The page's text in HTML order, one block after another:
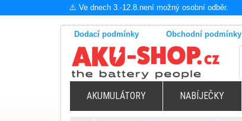
⚠️ Ve dnech 3.-12.8.není možný osobní odběr.
Dodací podmínky Obchodní podmínky
AKUMULÁTORY NABÍJEČKY